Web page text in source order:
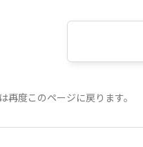
再度このページに戻ります。